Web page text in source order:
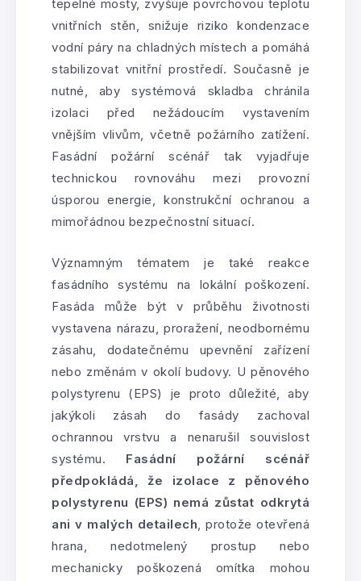
tepelné mosty, zvyšuje povrchovou teplotu
vnitřních stěn, snižuje riziko kondenzace
vodní páry na chladných místech a pomáhá
stabilizovat vnitřní prostředí. Současně je
nutné, aby systémová skladba chránila
izolaci před nežádoucím vystavením
vnějším vlivům, včetně požárního zatížení.
Fasádní požární scénář tak vyjadřuje
technickou rovnováhu mezi provozní
úsporou energie, konstrukční ochranou a
mimořádnou bezpečnostní situací.
Významným tématem je také reakce
fasádního systému na lokální poškození.
Fasáda může být v průběhu životnosti
vystavena nárazu, proražení, neodbornému
zásahu, dodatečnému upevnění zařízení
nebo změnám v okolí budovy. U pěnového
polystyrenu (EPS) je proto důležité, aby
jakýkoli zásah do fasády zachoval
ochrannou vrstvu a nenarušil souvislost
systému. Fasádní požární scénář
předpokládá, že izolace z pěnového
polystyrenu (EPS) nemá zůstat odkrytá
ani v malých detailech, protože otevřená
hrana, nedotmelený prostup nebo
mechanicky poškozená omítka mohou